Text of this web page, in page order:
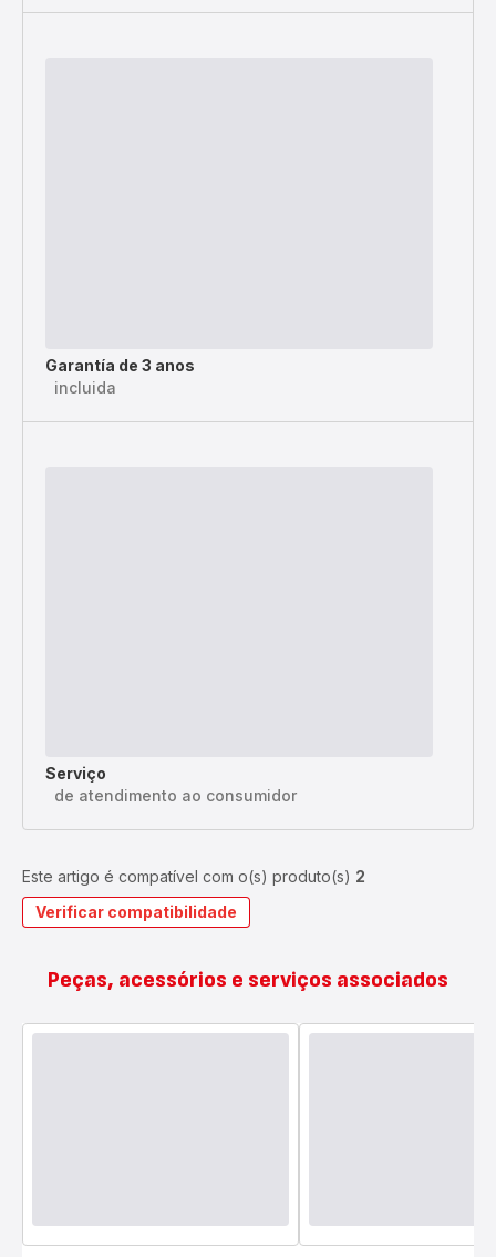
Garantía de 3 anos
incluida
Serviço
de atendimento ao consumidor
Este artigo é compatível com o(s) produto(s) 2
Verificar compatibilidade
Peças, acessórios e serviços associados